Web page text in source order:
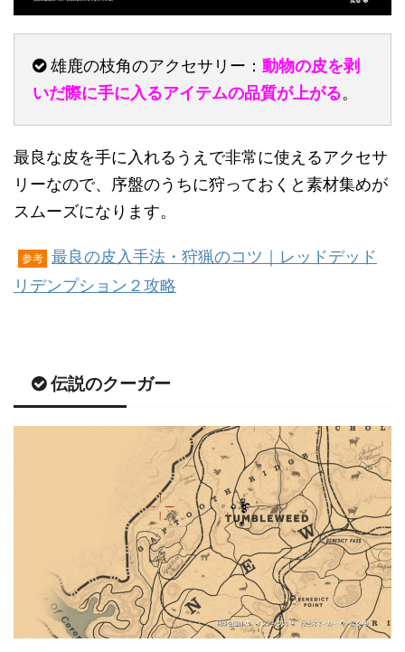
雄鹿の枝角のアクセサリー： 動物の皮を剥
いだ際に手に入るアイテムの品質が上がる。
最良な皮を手に入れるうえで非常に使えるアクセサ
リーなので、序盤のうちに狩っておくと素材集めが
スムーズになります。
参考
最良の皮入手法・狩猟のコツ｜レッドデッド
リデンプション２攻略
伝説のクーガー